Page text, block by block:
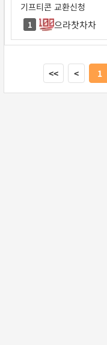
기프티콘 교환신청
1 으라찻차차
<< < 1